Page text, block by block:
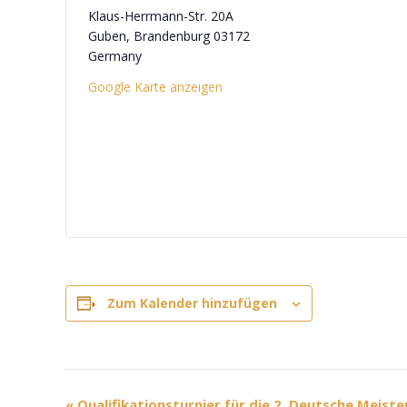
Klaus-Herrmann-Str. 20A
Guben, Brandenburg 03172
Germany
Google Karte anzeigen
Zum Kalender hinzufügen